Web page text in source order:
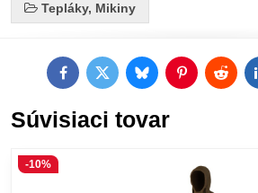
Tepláky, Mikiny
FacebookTwitterBlueskyPinterestReddit
Súvisiaci tovar
-10%